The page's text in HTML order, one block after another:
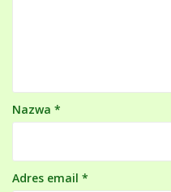
Nazwa *
Adres email *